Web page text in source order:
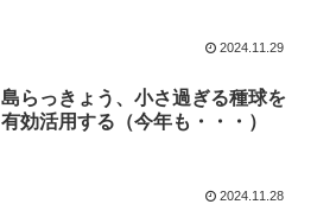
2024.11.29
島らっきょう、小さ過ぎる種球を
有効活用する（今年も・・・）
2024.11.28